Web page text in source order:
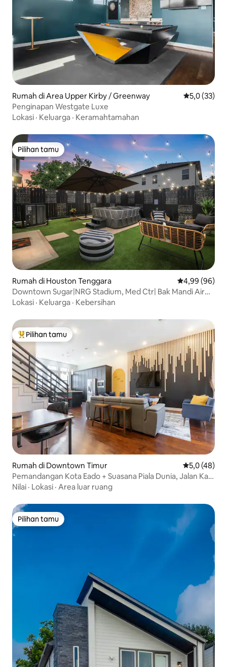
Rumah di Area Upper Kirby / Greenway Nilai rata-
5,0 (33)
Penginapan Westgate Luxe
Lokasi · Keluarga · Keramahtamahan
Pilihan tamu
Pilihan tamu
Rumah di Houston Tenggara Nilai rata-rata
4,99 (96)
Downtown Sugar|NRG Stadium, Med Ctr| Bak Mandi Air
Panas+Sauna
Lokasi · Keluarga · Kebersihan
Pilihan tamu terpopuler
Pilihan tamu
Rumah di Downtown Timur Nilai rata-
5,0 (48)
Pemandangan Kota Eado + Suasana Piala Dunia, Jalan Kaki
ke Pusat GRB
Nilai · Lokasi · Area luar ruang
Pilihan tamu
Pilihan tamu